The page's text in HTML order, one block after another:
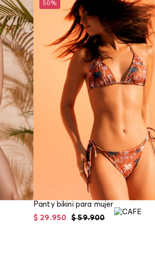
50%
Panty bikini para mujer
$ 59.900
$ 29.950